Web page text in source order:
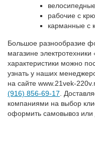
рабочие с
карманные с
Большое разнообразие
магазине
характеристики можно
узнать у наших
на сайте www.21vek-
(916) 856-69-17 .
компаниями на выбор
оформить самовывоз или